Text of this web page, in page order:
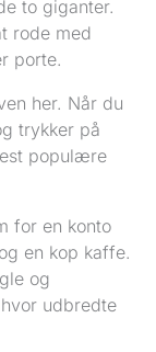
to giganter.
rode med
porte.
her. Når du
trykker på
populære
og
udbredte